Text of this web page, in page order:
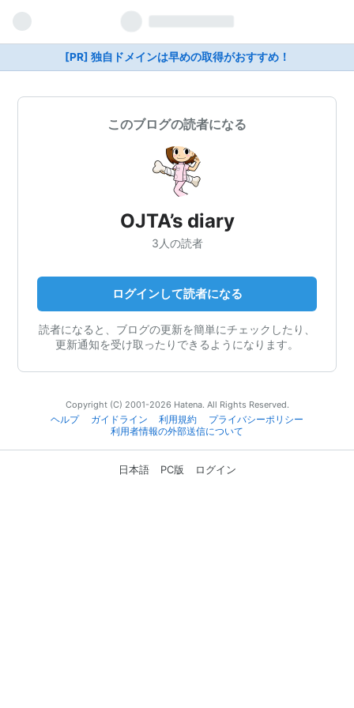
[PR] 独自ドメインは早めの取得がおすすめ！
このブログの読者になる
OJTA’s diary
3人の読者
ログインして読者になる
読者になると、ブログの更新を簡単にチェックしたり、
更新通知を受け取ったりできるようになります。
Copyright (C) 2001-2026 Hatena. All Rights Reserved.
ヘルプ
ガイドライン 利用規約
プライバシーポリシー
利用者情報の外部送信について
日本語 PC版 ログイン